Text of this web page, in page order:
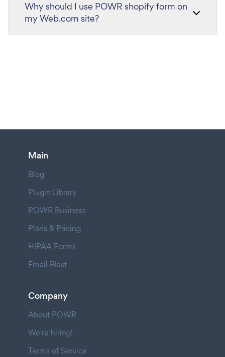
Why should I use POWR shopify form on
my Web.com site?
Main
Blog
Plugin Library
POWR Business
Plans & Pricing
HIPAA Forms
Email Blast
Company
About POWR
We're hiring!
Terms of Service